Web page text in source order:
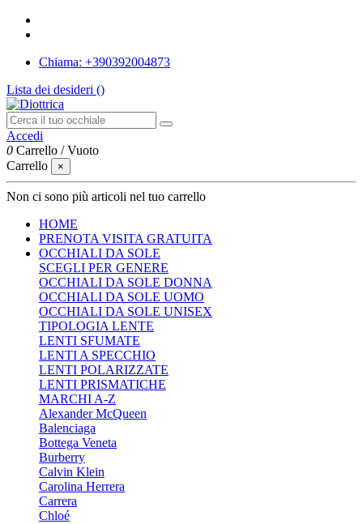
Chiama: +390392004873
Lista dei desideri ()
Accedi
0 Carrello /Vuoto
Carrello
×
Non ci sono più articoli nel tuo carrello
HOME
PRENOTA VISITA GRATUITA
OCCHIALI DA SOLE
SCEGLI PER GENERE
OCCHIALI DA SOLE DONNA
OCCHIALI DA SOLE UOMO
OCCHIALI DA SOLE UNISEX
TIPOLOGIA LENTE
LENTI SFUMATE
LENTI A SPECCHIO
LENTI POLARIZZATE
LENTI PRISMATICHE
MARCHI A-Z
Alexander McQueen
Balenciaga
Bottega Veneta
Burberry
Calvin Klein
Carolina Herrera
Carrera
Chloé